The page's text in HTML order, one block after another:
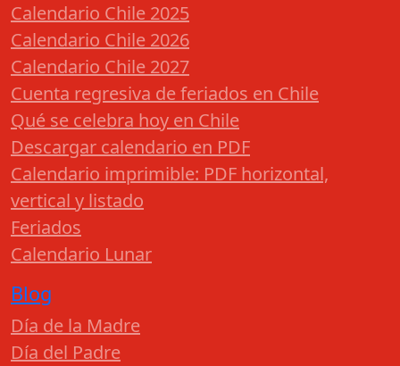
Calendario Chile 2025
Calendario Chile 2026
Calendario Chile 2027
Cuenta regresiva de feriados en Chile
Qué se celebra hoy en Chile
Descargar calendario en PDF
Calendario imprimible: PDF horizontal,
vertical y listado
Feriados
Calendario Lunar
Blog
Día de la Madre
Día del Padre